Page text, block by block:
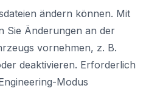
ändern können. Mit
Sie Änderungen an der
vornehmen, z. B.
deaktivieren. Erforderlich
Modus